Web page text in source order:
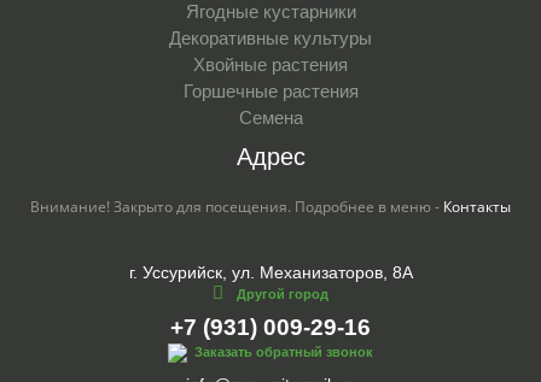
Ягодные кустарники
Декоративные культуры
Хвойные растения
Горшечные растения
Семена
Адрес
Внимание! Закрыто для посещения. Подробнее в меню - Контакты
г. Уссурийск, ул. Механизаторов, 8А
Другой город
+7 (931) 009-29-16
Заказать обратный звонок